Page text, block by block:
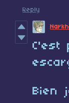
Reply
C'est
Bien